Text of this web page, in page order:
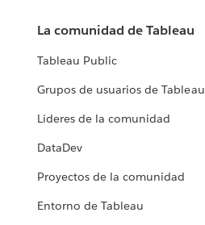
La comunidad de Tableau
Tableau Public
Grupos de usuarios de Tableau
Líderes de la comunidad
DataDev
Proyectos de la comunidad
Entorno de Tableau